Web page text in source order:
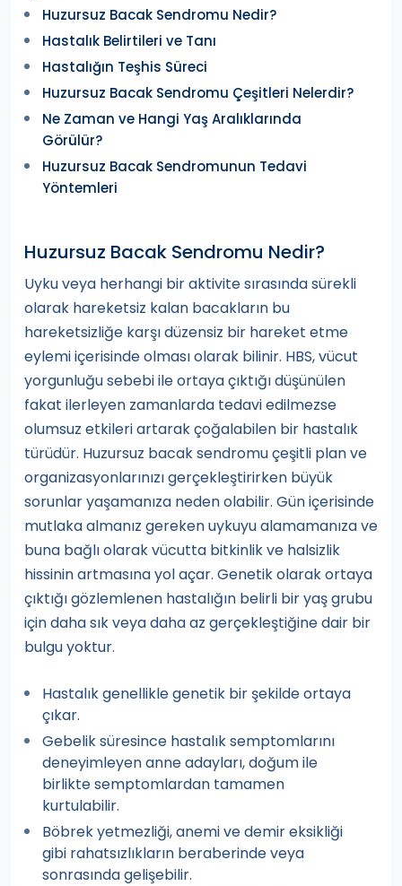
Huzursuz Bacak Sendromu Nedir?
Hastalık Belirtileri ve Tanı
Hastalığın Teşhis Süreci
Huzursuz Bacak Sendromu Çeşitleri Nelerdir?
Ne Zaman ve Hangi Yaş Aralıklarında
Görülür?
Huzursuz Bacak Sendromunun Tedavi
Yöntemleri
Huzursuz Bacak Sendromu Nedir?
Uyku veya herhangi bir aktivite sırasında sürekli
olarak hareketsiz kalan bacakların bu
hareketsizliğe karşı düzensiz bir hareket etme
eylemi içerisinde olması olarak bilinir. HBS, vücut
yorgunluğu sebebi ile ortaya çıktığı düşünülen
fakat ilerleyen zamanlarda tedavi edilmezse
olumsuz etkileri artarak çoğalabilen bir hastalık
türüdür. Huzursuz bacak sendromu çeşitli plan ve
organizasyonlarınızı gerçekleştirirken büyük
sorunlar yaşamanıza neden olabilir. Gün içerisinde
mutlaka almanız gereken uykuyu alamamanıza ve
buna bağlı olarak vücutta bitkinlik ve halsizlik
hissinin artmasına yol açar. Genetik olarak ortaya
çıktığı gözlemlenen hastalığın belirli bir yaş grubu
için daha sık veya daha az gerçekleştiğine dair bir
bulgu yoktur.
Hastalık genellikle genetik bir şekilde ortaya
çıkar.
Gebelik süresince hastalık semptomlarını
deneyimleyen anne adayları, doğum ile
birlikte semptomlardan tamamen
kurtulabilir.
Böbrek yetmezliği, anemi ve demir eksikliği
gibi rahatsızlıkların beraberinde veya
sonrasında gelişebilir.